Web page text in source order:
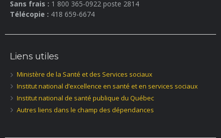
Sans frais : 1 800 365-0922 poste 2814
Télécopie : 418 659-6674
Liens utiles
Ministère de la Santé et des Services sociaux
Institut national d’excellence en santé et en services sociaux
Institut national de santé publique du Québec
Autres liens dans le champ des dépendances